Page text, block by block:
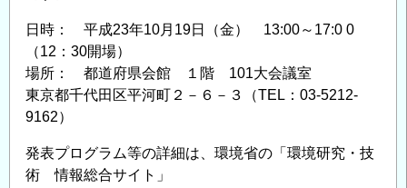
日時： 平成23年10月19日（金） 13:00～17:0 0
（12：30開場）
場所： 都道府県会館 １階 101大会議室
東京都千代田区平河町２－６－３（TEL：03-5212-
9162）
発表プログラム等の詳細は、環境省の「環境研究・技
術 情報総合サイト」